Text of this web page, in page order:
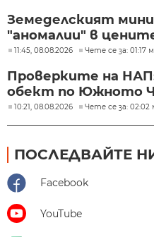
Земеделският
"аномалии" в
11:45, 08.08.2026 Чете се за: 01:17
Проверките на
обект по Южното
10:21, 08.08.2026 Чете се за: 02:02
ПОСЛЕДВАЙТЕ
Facebook
YouTube